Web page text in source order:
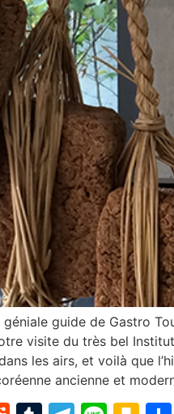
géniale guide de Gastro
visite du très bel
les airs, et voilà que
ancienne et